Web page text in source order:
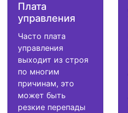
Плата
управления
Часто плата
управления
выходит из строя
по многим
причинам, это
может быть
резкие перепады